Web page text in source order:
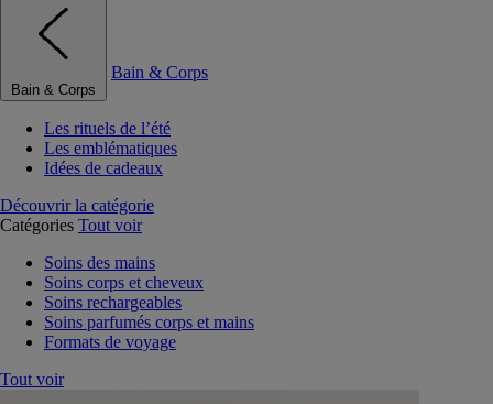
Bain & Corps
Bain & Corps
Les rituels de l’été
Les emblématiques
Idées de cadeaux
Découvrir la catégorie
Catégories Tout voir
Soins des mains
Soins corps et cheveux
Soins rechargeables
Soins parfumés corps et mains
Formats de voyage
Tout voir